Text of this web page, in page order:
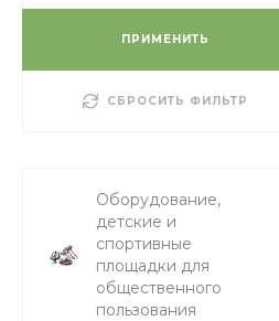
ПРИМЕНИТЬ
СБРОСИТЬ ФИЛЬТР
Оборудование,
детские и
спортивные
площадки для
общественного
пользования